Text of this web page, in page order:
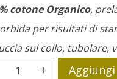
cotone Organico,
per risultati di
sul collo, tubolare,
Pulp